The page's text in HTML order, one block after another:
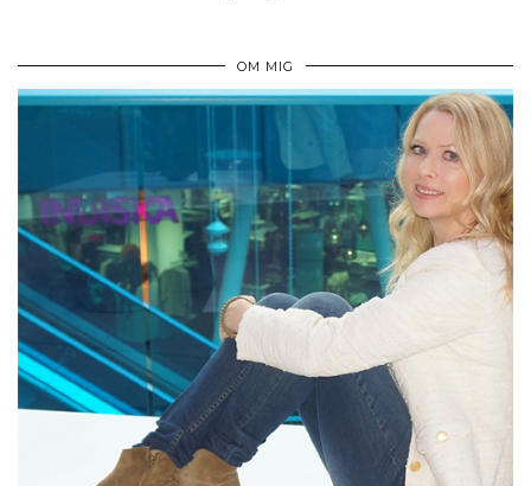
OM MIG